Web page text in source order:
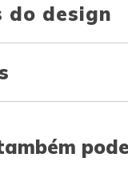
do design